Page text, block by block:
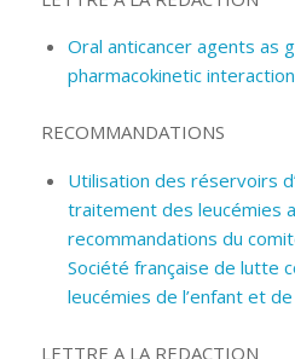
Oral anticancer agents as
pharmacokinetic
RECOMMANDATIONS
Utilisation des réservoirs
traitement des leucémies
recommandations du
Société française de lutte
leucémies de l’enfant et de
LETTRE A LA REDACTION